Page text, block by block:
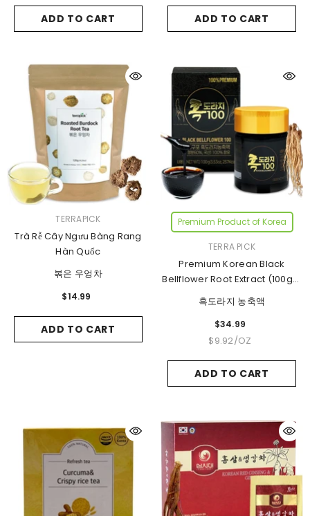
ADD TO CART ADD TO CART
TERRAPICK
Trà Rễ Cây Ngưu Bàng Rang
Hàn Quốc
볶은 우엉차
$14.99
ADD TO CART
Premium Product of Korea
TERRA PICK
Premium Korean Black
Bellflower Root Extract (100g) |
100% Pure Doraji Concentrate
For Throat Comfort & Vitality
흑도라지 농축액
$34.99
UNIT
$9.92/PER
OZ
ADD TO CART